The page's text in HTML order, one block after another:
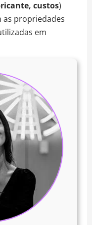
custos)
as propriedades
em